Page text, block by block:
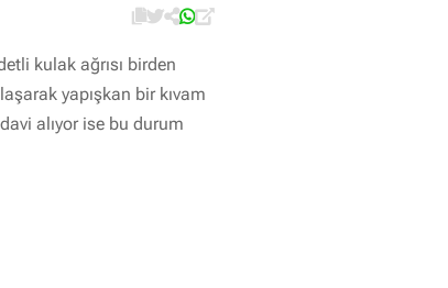
kulak ağrısı birden
yapışkan bir kıvam
alıyor ise bu durum